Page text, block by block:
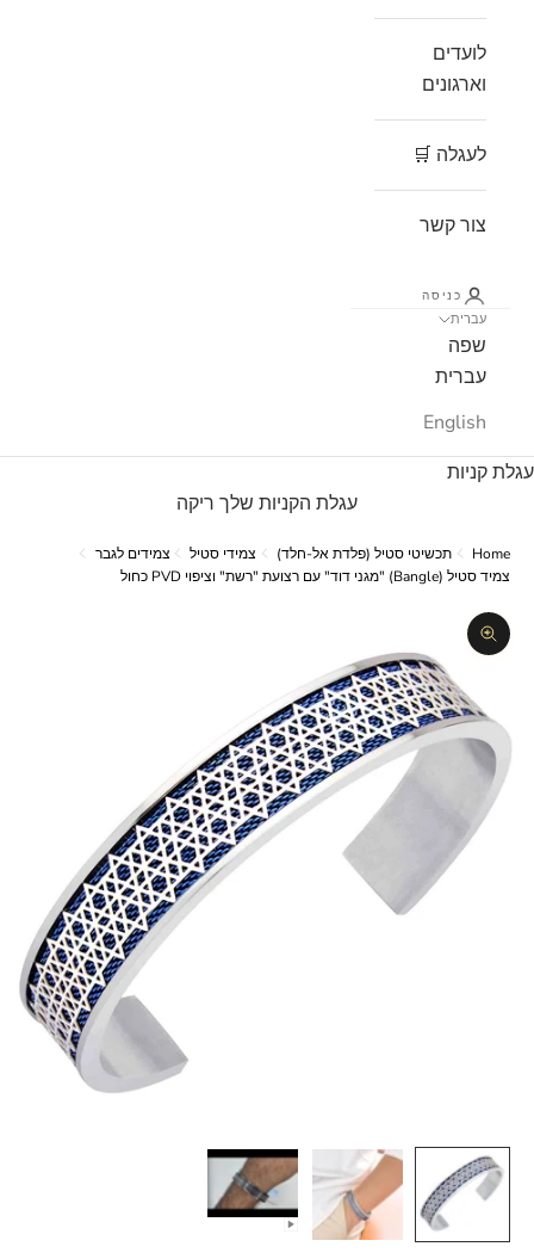
לועדים
וארגונים
לעגלה 🛒
צור קשר
כניסה
עברית
שפה
עברית
English
עגלת קניות
עגלת הקניות שלך ריקה
Home תכשיטי סטיל (פלדת אל-חלד) צמידי סטיל
צמידים לגבר
צמיד סטיל (Bangle) "מגני דוד" עם רצועת "רשת" וציפוי PVD כחול
תקריב